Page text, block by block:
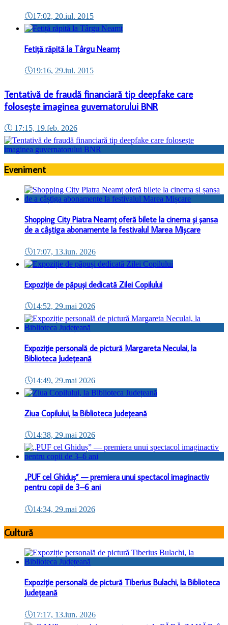
🕔17:02, 20.iul. 2015
Fetiță răpită la Târgu Neamț
🕔19:16, 29.iul. 2015
Tentativă de fraudă financiară tip deepfake care
folosește imaginea guvernatorului BNR
🕔 17:15, 19.feb. 2026
Eveniment
Shopping City Piatra Neamț oferă bilete la cinema și șansa
de a câștiga abonamente la festivalul Marea Mișcare
🕔17:07, 13.iun. 2026
Expoziție de păpuși dedicată Zilei Copilului
🕔14:52, 29.mai 2026
Expoziție personală de pictură Margareta Neculai, la
Biblioteca Județeană
🕔14:49, 29.mai 2026
Ziua Copilului, la Biblioteca Județeană
🕔14:38, 29.mai 2026
„PUF cel Ghiduș” — premiera unui spectacol imaginactiv
pentru copii de 3–6 ani
🕔14:34, 29.mai 2026
Cultură
Expoziție personală de pictură Tiberius Bulachi, la Biblioteca
Județeană
🕔17:17, 13.iun. 2026